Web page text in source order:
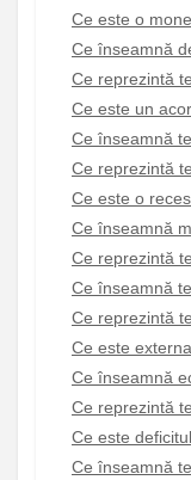
Ce este o
Ce înseamnă
Ce reprezintă
Ce este un
Ce înseamnă
Ce reprezintă
Ce este o
Ce înseamnă
Ce reprezintă
Ce înseamnă
Ce reprezintă
Ce este
Ce înseamnă
Ce reprezintă
Ce este
Ce înseamnă